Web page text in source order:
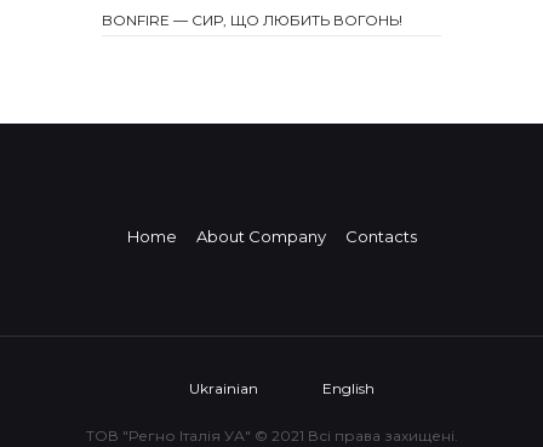
BONFIRE — СИР, ЩО ЛЮБИТЬ ВОГОНЬ!
Home About Company Contacts
Ukrainian English
ТОВ "Регно Італія УА" © 2021 Всі права захищені.